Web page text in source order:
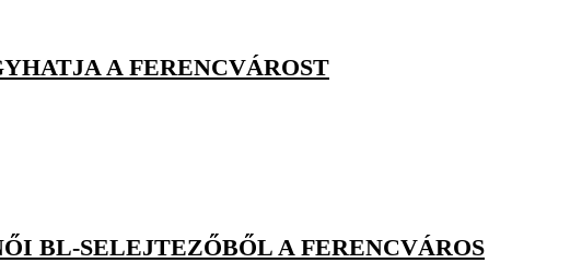
A FERENCVÁROST
BL-SELEJTEZŐBŐL A FERENCVÁROS